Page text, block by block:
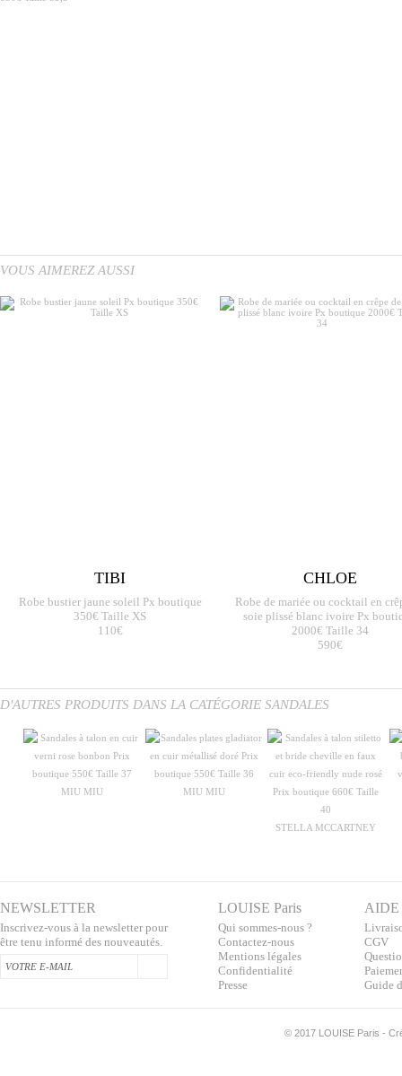
VOUS AIMEREZ AUSSI
TIBI
Robe bustier jaune soleil Px boutique
350€ Taille XS
110€
CHLOE
Robe de mariée ou cocktail en
soie plissé blanc ivoire Px
2000€ Taille 34
590€
D'AUTRES PRODUITS DANS LA CATÉGORIE SANDALES
MIU MIU MIU MIU
STELLA MCCARTNEY
NEWSLETTER
Inscrivez-vous à la newsletter pour
être tenu informé des nouveautés.
LOUISE Paris
Qui sommes-nous ?
Contactez-nous
Mentions légales
Confidentialité
Presse
AIDE
CGV
Guide
© 2017 LOUISE Paris -